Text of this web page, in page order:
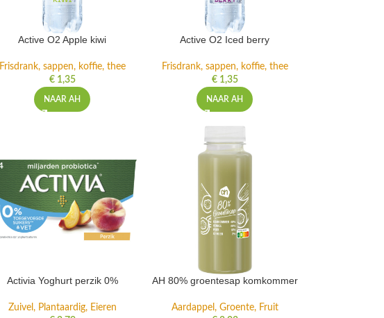
Active O2 Apple kiwi
Frisdrank, sappen, koffie, thee
€1,35
NAAR AH
Active O2 Iced berry
Frisdrank, sappen, koffie, thee
€1,35
NAAR AH
Activia Yoghurt perzik 0%
Zuivel, Plantaardig, Eieren
AH 80% groentesap komkommer
Aardappel, Groente, Fruit